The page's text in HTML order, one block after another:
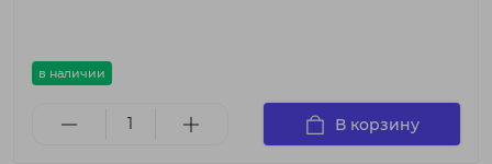
в наличии
В корзину